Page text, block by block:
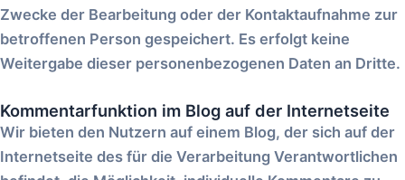
Zwecke der Bearbeitung oder der Kontaktaufnahme zur
betroffenen Person gespeichert. Es erfolgt keine
Weitergabe dieser personenbezogenen Daten an Dritte.
Kommentarfunktion im Blog auf der Internetseite
Wir bieten den Nutzern auf einem Blog, der sich auf der
Internetseite des für die Verarbeitung Verantwortlichen